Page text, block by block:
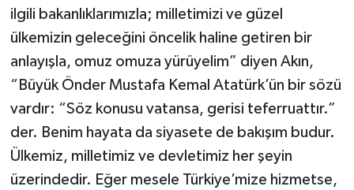
ilgili bakanlıklarımızla; milletimizi ve güzel
ülkemizin geleceğini öncelik haline getiren bir
anlayışla, omuz omuza yürüyelim” diyen Akın,
“Büyük Önder Mustafa Kemal Atatürk’ün bir sözü
vardır: “Söz konusu vatansa, gerisi teferruattır.”
der. Benim hayata da siyasete de bakışım budur.
Ülkemiz, milletimiz ve devletimiz her şeyin
üzerindedir. Eğer mesele Türkiye’mize hizmetse,